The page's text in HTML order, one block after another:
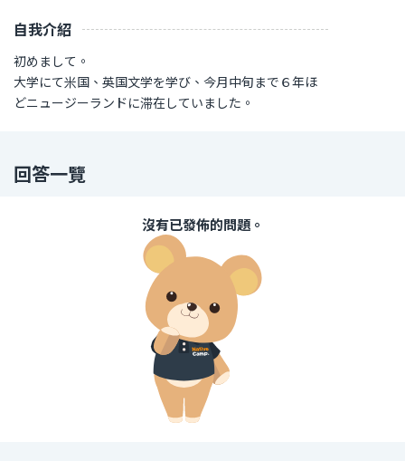
自我介紹
初めまして。
大学にて米国、英国文学を学び、今月中旬まで６年ほ
どニュージーランドに滞在していました。
回答一覽
沒有已發佈的問題。